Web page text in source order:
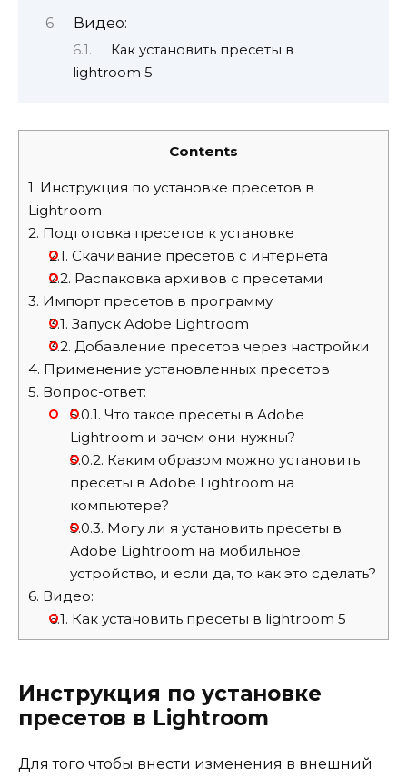
Видео:
Как установить пресеты в
lightroom 5
Contents
1. Инструкция по установке пресетов в
Lightroom
2. Подготовка пресетов к установке
2.1. Скачивание пресетов с интернета
2.2. Распаковка архивов с пресетами
3. Импорт пресетов в программу
3.1. Запуск Adobe Lightroom
3.2. Добавление пресетов через настройки
4. Применение установленных пресетов
5. Вопрос-ответ:
5.0.1. Что такое пресеты в Adobe
Lightroom и зачем они нужны?
5.0.2. Каким образом можно установить
пресеты в Adobe Lightroom на
компьютере?
5.0.3. Могу ли я установить пресеты в
Adobe Lightroom на мобильное
устройство, и если да, то как это сделать?
6. Видео:
6.1. Как установить пресеты в lightroom 5
Инструкция по установке
пресетов в Lightroom
Для того чтобы внести изменения в внешний